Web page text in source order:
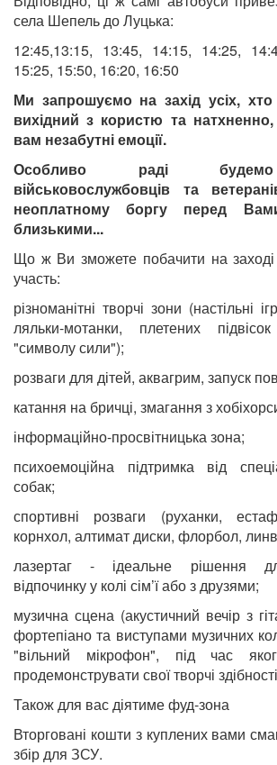
села Шепель до Луцька:
12:45,13:15, 13:45, 14:15, 14:25,
15:25, 15:50, 16:20, 16:50
Ми запрошуємо на захід усіх,
вихідний з користю та
вам незабутні емоції.
Особливо раді
військовослужбовців та
неоплатному боргу перед
близькими...
Що ж Ви зможете побачити на
участь:
різноманітні творчі зони (настільні
ляльки-мотанки, плетених
"символу сили");
розваги для дітей, аквагрим, запуск
катання на бричці, змагання з
інформаційно-просвітницька зона;
психоемоційна підтримка від
собак;
спортивні розваги (руханки,
корнхол, алтимат диски, флорбол,
лазертаг - ідеальне рішення
відпочинку у колі сім’ї або з друзями;
музична сцена (акустичний вечір з
фортепіано та виступами музичних
"вільний мікрофон", під час
продемонструвати свої творчі
Також для вас діятиме фуд-зона
Вторговані кошти з куплених вами
збір для ЗСУ.